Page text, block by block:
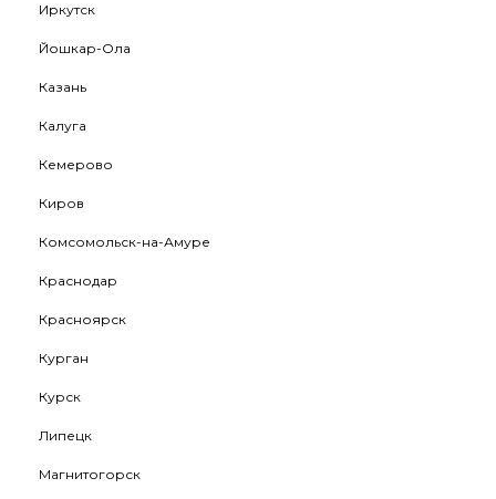
Иркутск
Йошкар-Ола
Казань
Калуга
Кемерово
Киров
Комсомольск-на-Амуре
Краснодар
Красноярск
Курган
Курск
Липецк
Магнитогорск